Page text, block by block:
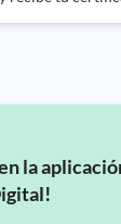
la